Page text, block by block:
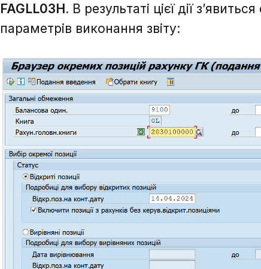
FAGLL03H. В результаті цієї дії
параметрів виконання звіту: